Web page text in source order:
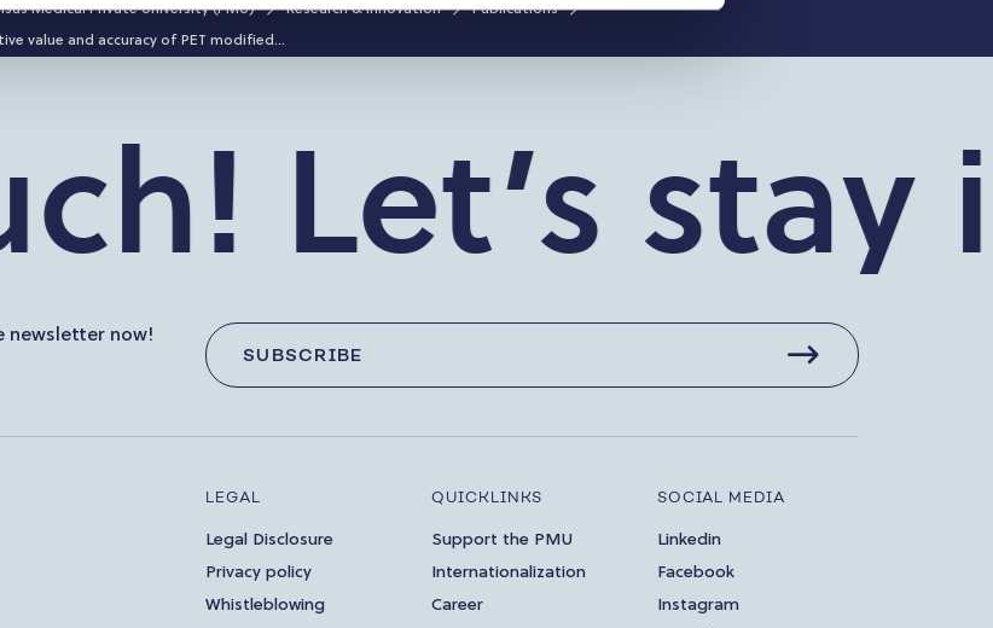
Medical Private University (PMU) Research & Innovation
Publications
value and accuracy of PET modified...
Let’s stay
newsletter now!
SUBSCRIBE
LEGAL
Legal Disclosure
Privacy policy
Whistleblowing
QUICKLINKS
Support the PMU
Internationalization
Career
SOCIAL MEDIA
Linkedin
Facebook
Instagram